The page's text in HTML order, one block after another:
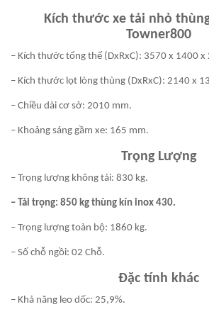
Kích thước xe tải nhỏ
Towner800
– Kích thước tổng thể (DxRxC): 3570 x 1400 x
– Kích thước lọt lòng thùng (DxRxC): 2140 x
– Chiều dài cơ sở: 2010 mm.
– Khoảng sáng gầm xe: 165 mm.
Trọng Lượng
– Trọng lượng không tải: 830 kg.
– Tải trọng: 850 kg thùng kín inox 430.
– Trọng lượng toàn bộ: 1860 kg.
– Số chỗ ngồi: 02 Chỗ.
Đặc tính khác
– Khả năng leo dốc: 25,9%.